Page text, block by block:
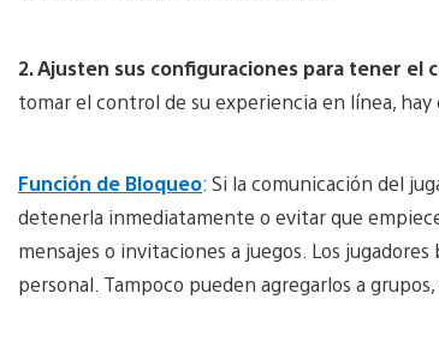
2. Ajusten sus configuraciones para tener
tomar el control de su experiencia en línea,
Función de Bloqueo: Si la comunicación del
detenerla inmediatamente o evitar que
mensajes o invitaciones a juegos. Los
personal. Tampoco pueden agregarlos a